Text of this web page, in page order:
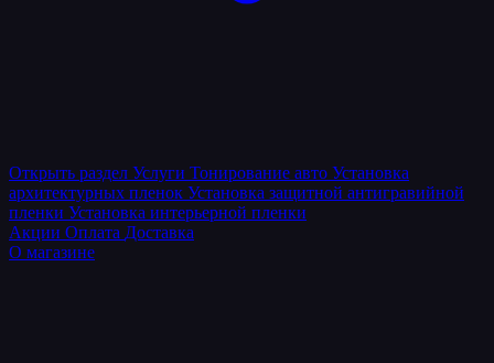
Открыть раздел Услуги Тонирование авто Установка
архитектурных пленок Установка защитной антигравийной
пленки Установка интерьерной пленки
Акции Оплата Доставка
О магазине